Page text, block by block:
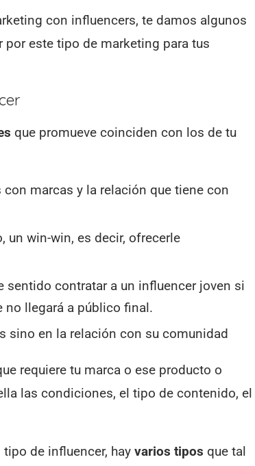
con influencers, te damos algunos
por este tipo de marketing para tus
que promueve coinciden con los de tu
marcas y la relación que tiene con
un win-win, es decir, ofrecerle
sentido contratar a un influencer joven si
no llegará a público final.
sino en la relación con su comunidad
requiere tu marca o ese producto o
las condiciones, el tipo de contenido, el
de influencer, hay varios tipos que tal